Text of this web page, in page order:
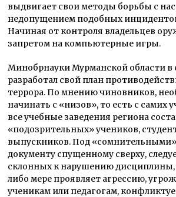
выдвигает свои методы борьбы с
недопущением подобных
Начиная от контроля владельцев
запретом на компьютерные игры.
Минобрнауки Мурманской области в
разработал свой план
террора. По мнению чиновников,
начинать с «низов», то есть с самих
все учебные заведения региона
«подозрительных» учеников,
выпускников. Под
документу спущенному сверху,
склонных к нарушению дисциплины,
либо мере проявляет агрессию,
ученикам или педагогам,